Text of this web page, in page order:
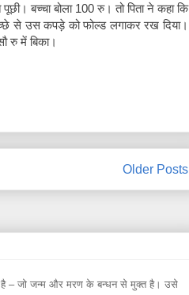
बच्चा बोला 100 रु। तो पिता ने कहा कि
से उस कपड़े को फोल्ड लगाकर रख दिया।
रु में बिका।
Older Posts
है – जो जन्म और मरण के बन्धन से मुक्त है। उसे